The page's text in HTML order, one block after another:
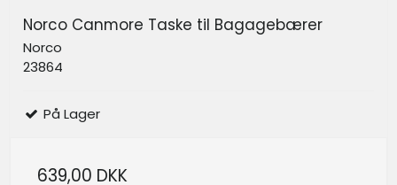
Norco Canmore Taske til Bagagebærer
Norco
23864
På Lager
639,00 DKK